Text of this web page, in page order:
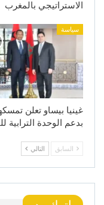
الاستراتيجي بالمغرب
سياسة
غينيا بيساو تعلن
بدعم الوحدة الترابية
السابق التالي